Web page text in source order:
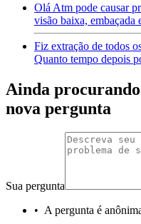
Olá Atm pode causar
visão baixa, embaçada
Fiz extração de todos
Quanto tempo depois
Ainda procurando
nova pergunta
Sua pergunta
• A pergunta é